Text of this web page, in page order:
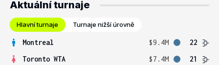
Aktuální turnaje
Hlavní turnaje Turnaje nižší úrovně
Montreal $9.4M
22
Toronto WTA
$7.4M 21